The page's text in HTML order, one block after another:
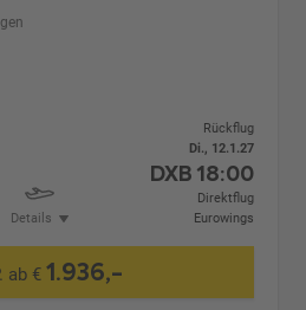
Details
Rückflug
Di., 12.1.27
DXB 18:00
Direktflug
Eurowings
ab €1.936,-